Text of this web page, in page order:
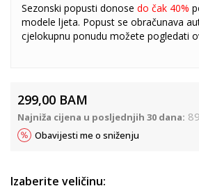
Sezonski popusti donose do čak 40%
modele ljeta. Popust se obračunava
cjelokupnu ponudu možete pogledati
299,00 BAM
Najniža cijena u posljednjih 30 dana:
Obavijesti me o sniženju
Izaberite veličinu: